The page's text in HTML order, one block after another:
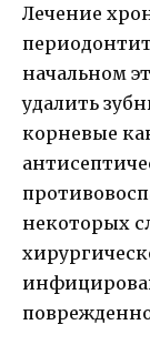
Лечение
начальном
удалить
корневые
некоторых